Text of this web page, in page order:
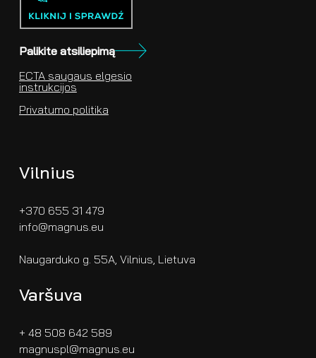
Palikite atsiliepimą
ECTA saugaus elgesio
instrukcijos
Privatumo politika
Vilnius
+370 655 31 479
info@magnus.eu
Naugarduko g. 55A, Vilnius, Lietuva
Varšuva
+ 48 508 642 589
magnuspl@magnus.eu